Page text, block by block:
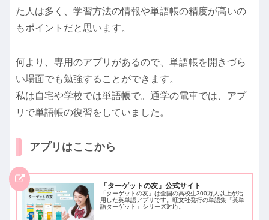
た人は多く、学習方法の情報や単語帳の精度が高いの
もポイントだと思います。
何より、専用のアプリがあるので、単語帳を開きづら
い場面でも勉強することができます。
私は自宅や学校では単語帳で。通学の電車では、アプ
リで単語帳の復習をしていました。
アプリはここから
「ターゲットの友」公式サイト
「ターゲットの友」は全国の高校生300万人以上が活
用した英単語アプリです。旺文社発行の単語集「英単
語ターゲット」シリーズ対応。